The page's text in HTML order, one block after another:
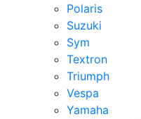
Polaris
Suzuki
Sym
Textron
Triumph
Vespa
Yamaha